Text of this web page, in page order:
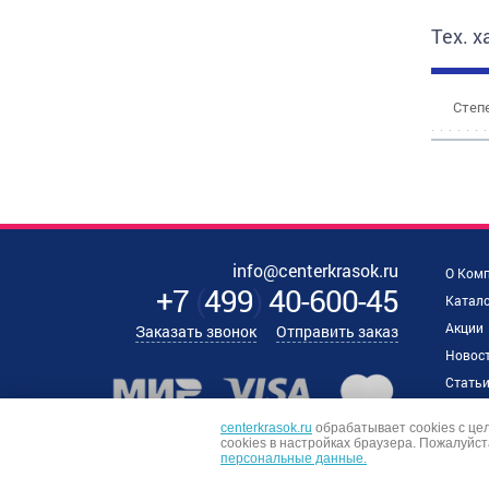
Тех.
info@centerkrasok.ru
+7( 499 40-600-45
Заказать звонок Отправить заказ
О
Акции
Статьи
centerkrasok.ru обрабатывает cookies с
сookies в настройках браузера.
персональные данные.